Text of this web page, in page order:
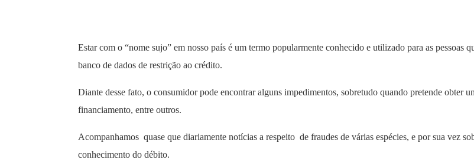
Estar com o “nome sujo” em nosso país é um termo popularmente conhecido e utilizado para as pessoas
banco de dados de restrição ao crédito.
Diante desse fato, o consumidor pode encontrar alguns impedimentos, sobretudo quando pretende obter
financiamento, entre outros.
Acompanhamos quase que diariamente notícias a respeito de fraudes de várias espécies, e por sua vez
conhecimento do débito.